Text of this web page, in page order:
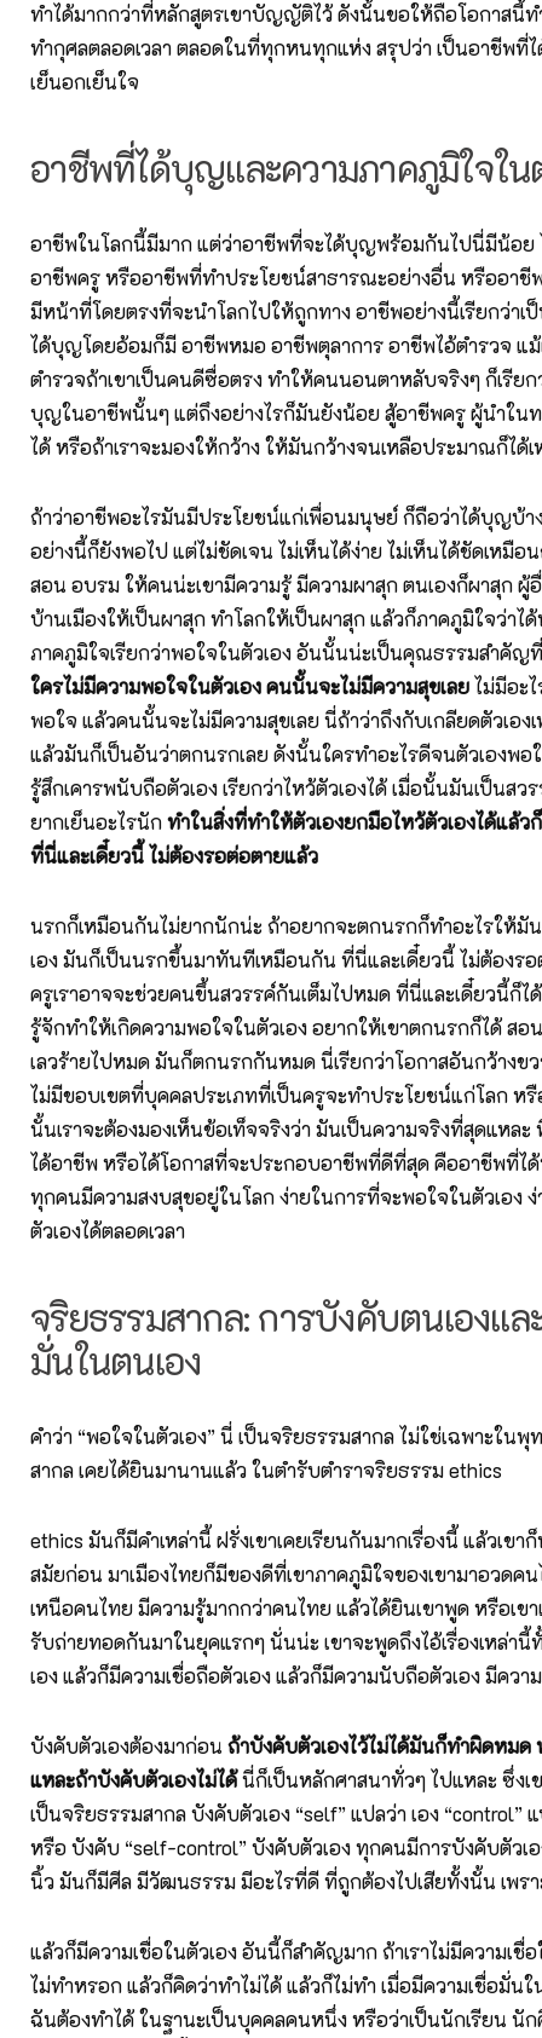
ทำได้มากกว่าที่หลักสูตรเขาบัญญัติไว้ ดังนั้นขอให้ถือโอกาสนี้
ทำกุศลตลอดเวลา ตลอดในที่ทุกหนทุกแห่ง สรุปว่า เป็นอาชีพที่
เย็นอกเย็นใจ
อาชีพที่ได้บุญและความภาคภูมิใจใน
อาชีพในโลกนี้มีมาก แต่ว่าอาชีพที่จะได้บุญพร้อมกันไปนี่มีน้อย
อาชีพครู หรืออาชีพที่ทำประโยชน์สาธารณะอย่างอื่น หรืออาชี
มีหน้าที่โดยตรงที่จะนำโลกไปให้ถูกทาง อาชีพอย่างนี้เรียกว่า
ได้บุญโดยอ้อมก็มี อาชีพหมอ อาชีพตุลาการ อาชีพไอ้ตำรวจ แ
ตำรวจถ้าเขาเป็นคนดีซื่อตรง ทำให้คนนอนตาหลับจริงๆ ก็เรีย
บุญในอาชีพนั้นๆ แต่ถึงอย่างไรก็มันยังน้อย สู้อาชีพครู ผู้นำใ
ได้ หรือถ้าเราจะมองให้กว้าง ให้มันกว้างจนเหลือประมาณก็ได้
ถ้าว่าอาชีพอะไรมันมีประโยชน์แก่เพื่อนมนุษย์ ก็ถือว่าได้บุญบ้า
อย่างนี้ก็ยังพอไป แต่ไม่ชัดเจน ไม่เห็นได้ง่าย ไม่เห็นได้ชัดเหมือ
สอน อบรม ให้คนน่ะเขามีความรู้ มีความผาสุก ตนเองก็ผาสุก ผู้
บ้านเมืองให้เป็นผาสุก ทำโลกให้เป็นผาสุก แล้วก็ภาคภูมิใจว่าไ
ภาคภูมิใจเรียกว่าพอใจในตัวเอง อันนั้นน่ะเป็นคุณธรรมสำคั
ใครไม่มีความพอใจในตัวเอง คนนั้นจะไม่มีความสุขเลย ไม่มีอะ
พอใจ แล้วคนนั้นจะไม่มีความสุขเลย นี่ถ้าว่าถึงกับเกลียดตัวเอง
แล้วมันก็เป็นอันว่าตกนรกเลย ดังนั้นใครทำอะไรดีจนตัวเองพอ
รู้สึกเคารพนับถือตัวเอง เรียกว่าไหว้ตัวเองได้ เมื่อนั้นมันเป็นสว
ยากเย็นอะไรนักทำในสิ่งที่ทำให้ตัวเองยกมือไหว้ตัวเองได้แล้
ที่นี่และเดี๋ยวนี้ ไม่ต้องรอต่อตายแล้ว
นรกก็เหมือนกันไม่ยากนักน่ะ ถ้าอยากจะตกนรกก็ทำอะไรให้มั
เอง มันก็เป็นนรกขึ้นมาทันทีเหมือนกัน ที่นี่และเดี๋ยวนี้ ไม่ต้องร
ครูเราอาจจะช่วยคนขึ้นสวรรค์กันเต็มไปหมด ที่นี่และเดี๋ยวนี้ก็ไ
รู้จักทำให้เกิดความพอใจในตัวเอง อยากให้เขาตกนรกก็ได้ สอ
เลวร้ายไปหมด มันก็ตกนรกกันหมด นี่เรียกว่าโอกาสอันกว้างข
ไม่มีขอบเขตที่บุคคลประเภทที่เป็นครูจะทำประโยชน์แก่โลก ห
นั้นเราจะต้องมองเห็นข้อเท็จจริงว่า มันเป็นความจริงที่สุดแหละ
ได้อาชีพ หรือได้โอกาสที่จะประกอบอาชีพที่ดีที่สุด คืออาชีพที่ไ
ทุกคนมีความสงบสุขอยู่ในโลก ง่ายในการที่จะพอใจในตัวเอง
ตัวเองได้ตลอดเวลา
จริยธรรมสากล: การบังคับตนเองแล
มั่นในตนเอง
คำว่า “พอใจในตัวเอง” นี่ เป็นจริยธรรมสากล ไม่ใช่เฉพาะใน
สากล เคยได้ยินมานานแล้ว ในตำรับตำราจริยธรรม ethics
ethics มันก็มีคำเหล่านี้ ฝรั่งเขาเคยเรียนกันมากเรื่องนี้ แล้วเข
สมัยก่อน มาเมืองไทยก็มีของดีที่เขาภาคภูมิใจของเขามาอวดคน
เหนือคนไทย มีความรู้มากกว่าคนไทย แล้วได้ยินเขาพูด หรือเขา
รับถ่ายทอดกันมาในยุคแรกๆ นั่นน่ะ เขาจะพูดถึงไอ้เรื่องเหล่า
เอง แล้วก็มีความเชื่อถือตัวเอง แล้วก็มีความนับถือตัวเอง มีควา
บังคับตัวเองต้องมาก่อน ถ้าบังคับตัวเองไว้ไม่ได้มันก็ทำผิดหมด
แหละถ้าบังคับตัวเองไม่ได้นี่ก็เป็นหลักศาสนาทั่วๆ ไปแหละ ซึ่งเ
เป็นจริยธรรมสากล บังคับตัวเอง “self” แปลว่า เอง “control”
หรือ บังคับ “self-control” บังคับตัวเอง ทุกคนมีการบังคับตัวเ
นิ้ว มันก็มีศีล มีวัฒนธรรม มีอะไรที่ดี ที่ถูกต้องไปเสียทั้งนั้น เพรา
แล้วก็มีความเชื่อในตัวเอง อันนี้ก็สำคัญมาก ถ้าเราไม่มีความเชื่
ไม่ทำหรอก แล้วก็คิดว่าทำไม่ได้ แล้วก็ไม่ทำ เมื่อมีความเชื่อมั่นใ
ฉันต้องทำได้ ในฐานะเป็นบุคคลคนหนึ่ง หรือว่าเป็นนักเรียน นั